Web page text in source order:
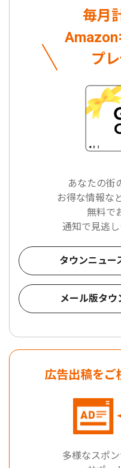
毎月
プ
あなたの街
お得な情報な
無料で
通知で見逃
タウンニュー
メール版タウ
広告出稿をご
多様なスポ